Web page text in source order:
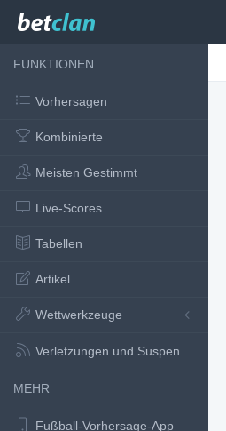
FUNKTIONEN
Vorhersagen
Kombinierte
Meisten Gestimmt
Live-Scores
Tabellen
Artikel
Wettwerkzeuge
Verletzungen und Suspensionen
MEHR
Fußball-Vorhersage-App